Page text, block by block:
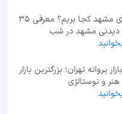
شب‌های مشهد کجا بریم؟ معرفی 35
دیدنی مشهد در شب
پروانه تهران؛ بزرگترین بازار
و نوستالژی